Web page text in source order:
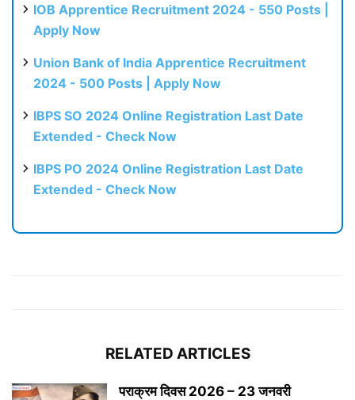
IOB Apprentice Recruitment 2024 - 550 Posts |
Apply Now
Union Bank of India Apprentice Recruitment
2024 - 500 Posts | Apply Now
IBPS SO 2024 Online Registration Last Date
Extended - Check Now
IBPS PO 2024 Online Registration Last Date
Extended - Check Now
RELATED ARTICLES
पराक्रम दिवस 2026 – 23 जनवरी